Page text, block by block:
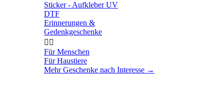
Sticker - Aufkleber UV
DTF
Erinnerungen &
Gedenkgeschenke
 
Für Menschen
Für Haustiere
Mehr Geschenke nach Interesse →